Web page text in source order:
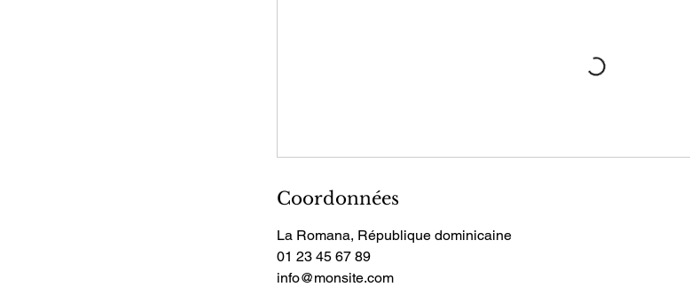
Coordonnées
La Romana, République dominicaine
01 23 45 67 89
info@monsite.com